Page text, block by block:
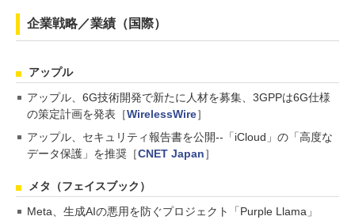
企業戦略／業績（国際）
アップル
アップル、6G技術開発で新たに人材を募集、3GPPは6G仕様
の策定計画を発表［WirelessWire］
アップル、セキュリティ報告書を公開--「iCloud」の「高度な
データ保護」を推奨［CNET Japan］
メタ（フェイスブック）
Meta、生成AIの悪用を防ぐプロジェクト「Purple Llama」